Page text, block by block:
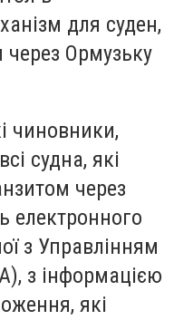
для суден,
Ормузьку
чиновники,
судна, які
через
електронного
з Управлінням
з інформацією
які